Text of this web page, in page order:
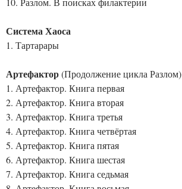
Система Хаоса
1. Тартарары
Артефактор(Продолжение цикла Разлом)
1. Артефактор. Книга первая
2. Артефактор. Книга вторая
3. Артефактор. Книга третья
4. Артефактор. Книга четвёртая
5. Артефактор. Книга пятая
6. Артефактор. Книга шестая
7. Артефактор. Книга седьмая